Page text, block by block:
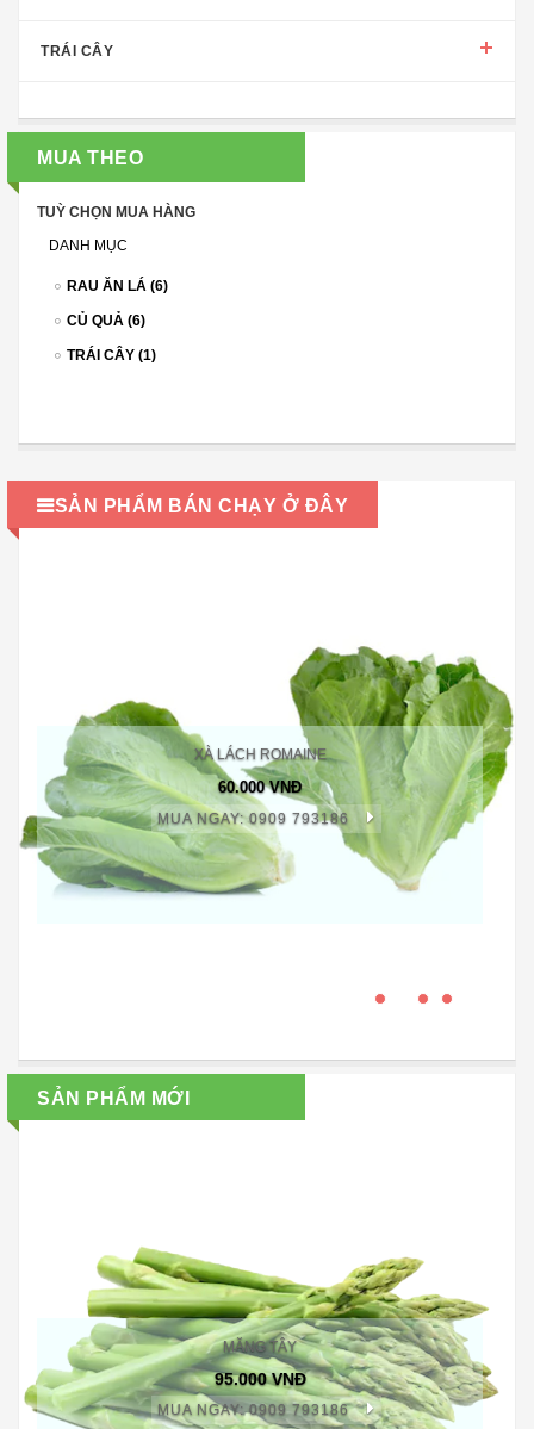
TRÁI CÂY
MUA THEO
TUỲ CHỌN MUA HÀNG
DANH MỤC
RAU ĂN LÁ (6)
CỦ QUẢ (6)
TRÁI CÂY (1)
SẢN PHẨM BÁN CHẠY Ở ĐÂY
XÀ LÁCH ROMAINE
60.000 VNĐ
MUA NGAY: 0909 793186
SẢN PHẨM MỚI
MĂNG TÂY
95.000 VNĐ
MUA NGAY: 0909 793186